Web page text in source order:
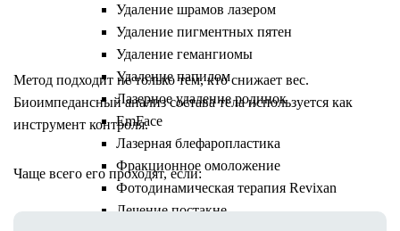
Удаление шрамов лазером
Удаление пигментных пятен
Удаление гемангиомы
Удаление папилом
Лазерное удаление родинок
EmFace
Лазерная блефаропластика
Фракционное омоложение
Фотодинамическая терапия Revixan
Лечение постакне
процедуру
Метод подходит не только тем, кто снижает вес.
Биоимпедансный анализ состава тела используется как
инструмент контроля.
Чаще всего его проходят, если: